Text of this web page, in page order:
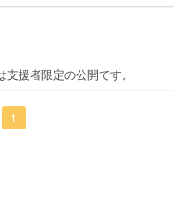
援者限定の公開です。
1